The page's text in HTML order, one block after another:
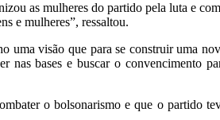
as mulheres do partido pela luta e
e mulheres”, ressaltou.
uma visão que para se construir uma
bases e buscar o convencimento
o bolsonarismo e que o partido